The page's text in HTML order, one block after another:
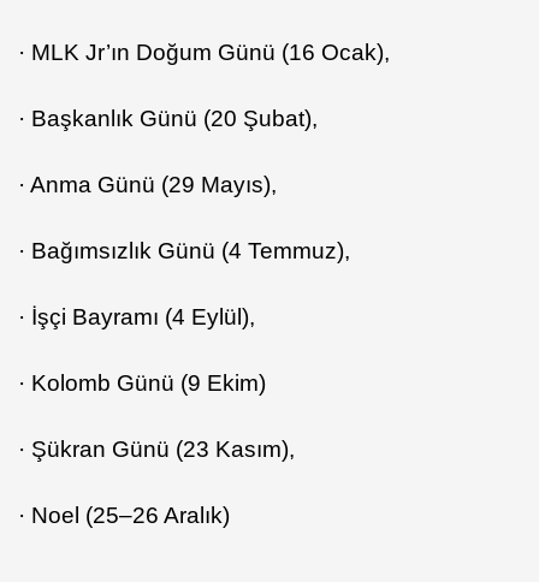
· MLK Jr’ın Doğum Günü (16 Ocak),
· Başkanlık Günü (20 Şubat),
· Anma Günü (29 Mayıs),
· Bağımsızlık Günü (4 Temmuz),
· İşçi Bayramı (4 Eylül),
· Kolomb Günü (9 Ekim)
· Şükran Günü (23 Kasım),
· Noel (25–26 Aralık)